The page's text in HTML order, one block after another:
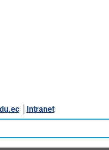
│ Intranet